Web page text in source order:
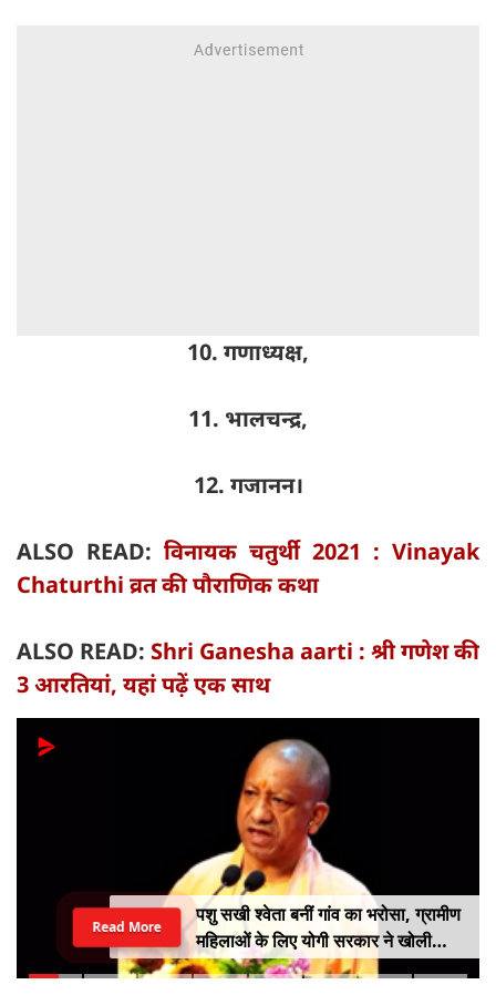
10. गणाध्यक्ष,
11. भालचन्द्र,
12. गजानन।
ALSO READ: विनायक चतुर्थी 2021 : Vinayak
Chaturthi व्रत की पौराणिक कथा
ALSO READ: Shri Ganesha aarti : श्री गणेश की
3 आरतियां, यहां पढ़ें एक साथ
पशु सखी श्वेता बनीं गांव का भरोसा, ग्रामीण
महिलाओं के लिए योगी सरकार ने खोली
आत्मनिर्भरता की राह
Read More